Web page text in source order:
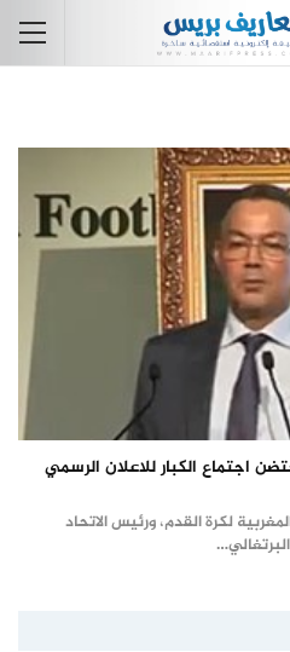
اجتماع الكبار للاعلان الرسمي
لكرة القدم، ورئيس الاتحاد